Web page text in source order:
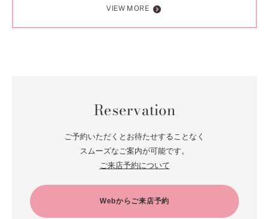
VIEW MORE
Reservation
ご予約いただくとお待たせすることなく
スムーズなご案内が可能です。
ご来店予約について
Webからご来店予約